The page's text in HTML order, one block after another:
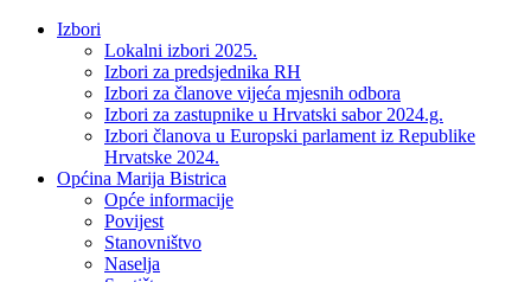
Izbori
Lokalni izbori 2025.
Izbori za predsjednika RH
Izbori za članove vijeća mjesnih odbora
Izbori za zastupnike u Hrvatski sabor 2024.g.
Izbori članova u Europski parlament iz Republike
Hrvatske 2024.
Općina Marija Bistrica
Opće informacije
Povijest
Stanovništvo
Naselja